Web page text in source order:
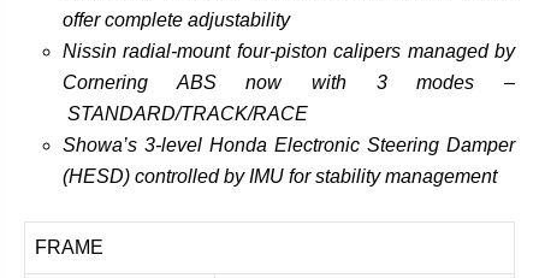
offer complete adjustability
Nissin radial-mount four-piston calipers managed by
Cornering ABS now with 3 modes –
STANDARD/TRACK/RACE
Showa’s 3-level Honda Electronic Steering Damper
(HESD) controlled by IMU for stability management
FRAME